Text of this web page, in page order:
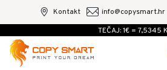
TEČAJ: 1€ = 7,5345
Kontakt info@copysmart.hr